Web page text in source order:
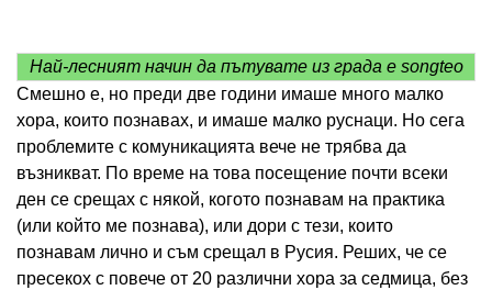
Най-лесният начин да пътувате из града е songteo
Смешно е, но преди две години имаше много малко
хора, които познавах, и имаше малко руснаци. Но сега
проблемите с комуникацията вече не трябва да
възникват. По време на това посещение почти всеки
ден се срещах с някой, когото познавам на практика
(или който ме познава), или дори с тези, които
познавам лично и съм срещал в Русия. Реших, че се
пресекох с повече от 20 различни хора за седмица, без